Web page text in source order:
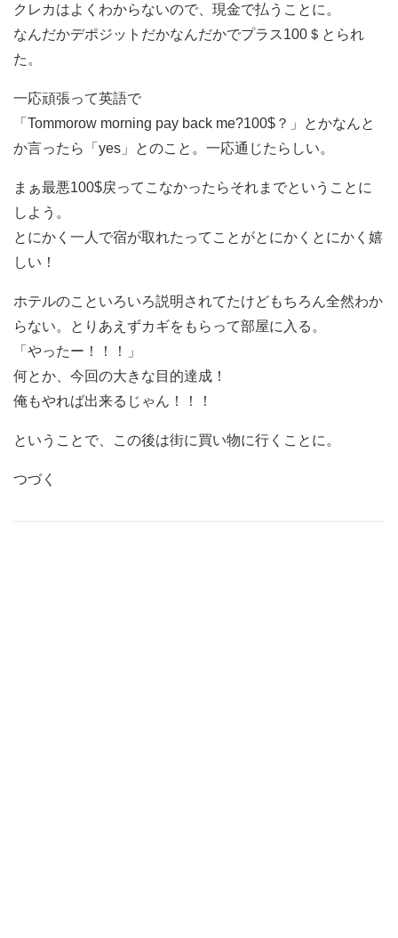
クレカはよくわからないので、現金で払うことに。
なんだかデポジットだかなんだかでプラス100＄とられ
た。
一応頑張って英語で
「Tommorow morning pay back me?100$？」とかなんと
か言ったら「yes」とのこと。一応通じたらしい。
まぁ最悪100$戻ってこなかったらそれまでということに
しよう。
とにかく一人で宿が取れたってことがとにかくとにかく嬉
しい！
ホテルのこといろいろ説明されてたけどもちろん全然わか
らない。とりあえずカギをもらって部屋に入る。
「やったー！！！」
何とか、今回の大きな目的達成！
俺もやれば出来るじゃん！！！
ということで、この後は街に買い物に行くことに。
つづく